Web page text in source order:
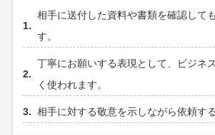
相手に送付した資料や書類を確認して
す。
丁寧にお願いする表現として、ビジネ
く使われます。
相手に対する敬意を示しながら依頼す